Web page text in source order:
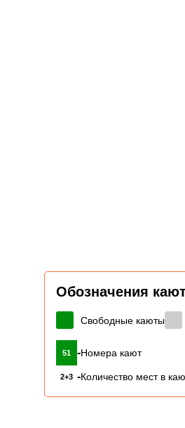
Обозначения
Свободные каюты
51 -Номера кают
2+3 -Количество мест в